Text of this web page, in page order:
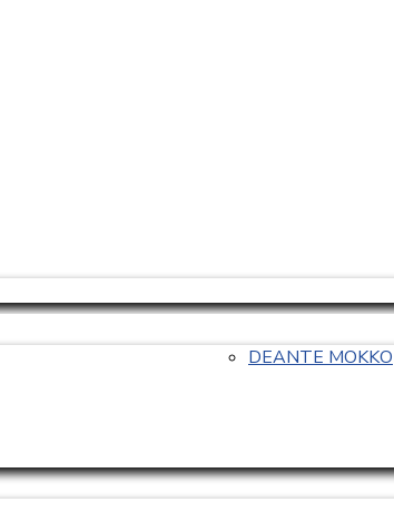
DEANTE MOKKO